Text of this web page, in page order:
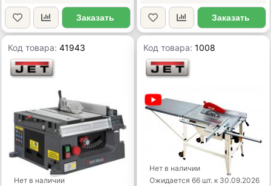
Заказать Заказать
Код товара:41943
Нет в наличии
Код товара:1008
Нет в наличии
Ожидается 66 шт. к 30.09.2026